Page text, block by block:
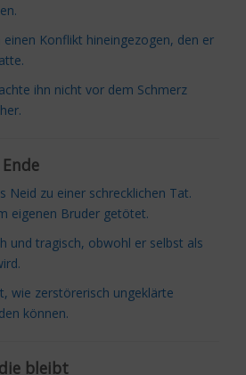
Konflikt hineingezogen, den er
ihn nicht vor dem Schmerz
Neid zu einer schrecklichen Tat.
eigenen Bruder getötet.
und tragisch, obwohl er selbst als
wie zerstörerisch ungeklärte
können.
bleibt